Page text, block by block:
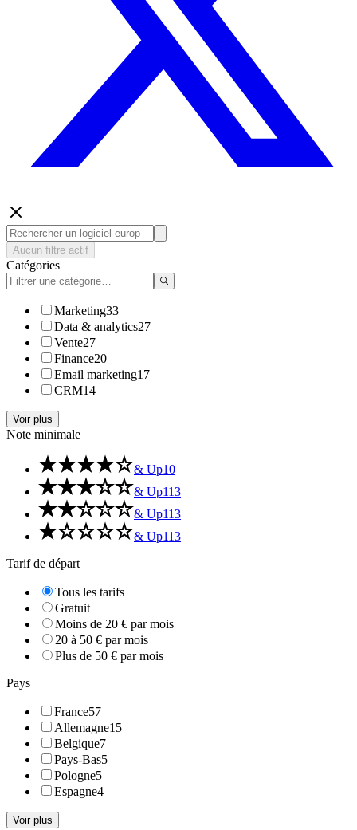
Aucun filtre actif
Catégories
Marketing33
Data & analytics27
Vente27
Finance20
Email marketing17
CRM14
Voir plus
Note minimale
& Up10
& Up113
& Up113
& Up113
Tarif de départ
Tous les tarifs
Gratuit
Moins de 20 € par mois
20 à 50 € par mois
Plus de 50 € par mois
Pays
France57
Allemagne15
Belgique7
Pays-Bas5
Pologne5
Espagne4
Voir plus